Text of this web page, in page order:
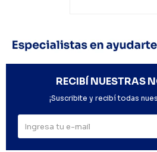
RECIBÍ NUESTRAS
¡Suscribite y recibí todas